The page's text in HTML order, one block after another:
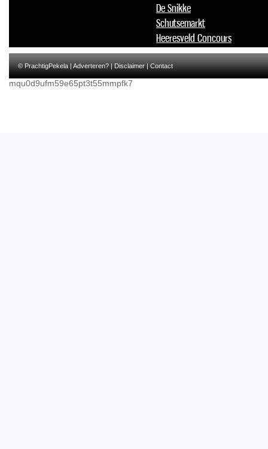
De Snikke
Schutsemarkt
Heeresveld Concours
© PrachtigPekela |Adverteren?|Disclaimer|Contact
mqu0d9ufm59e65pt3t55mmpfk7